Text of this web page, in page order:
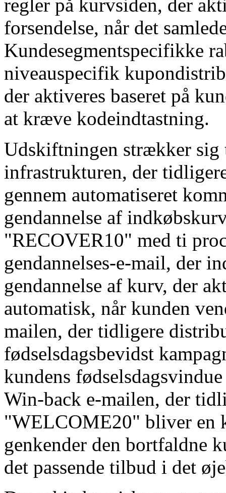
regler på kurvsiden, der
forsendelse, når det
Kundesegmentspecifikke
niveauspecifik
der aktiveres baseret på
at kræve kodeindtastning.
Udskiftningen strækker
infrastrukturen, der
gennem automatiseret
gendannelse af
"RECOVER10" med ti
gendannelses-e-mail, der
gendannelse af kurv, der
automatisk, når kunden
mailen, der tidligere
fødselsdagsbevidst
kundens
Win-back e-mailen, der
"WELCOME20" bliver en
genkender den bortfaldne
det passende tilbud i det